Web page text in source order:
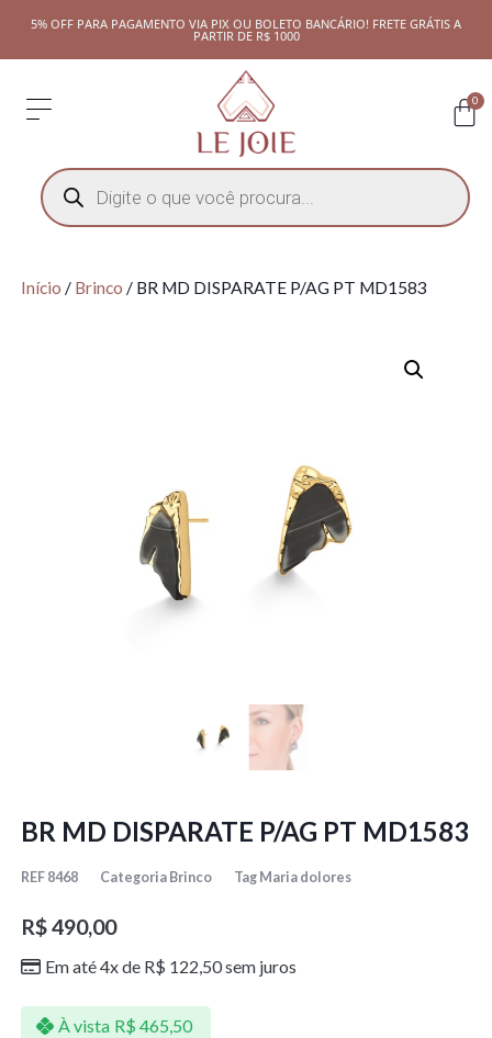
5% OFF PARA PAGAMENTO VIA PIX OU BOLETO BANCÁRIO! FRETE GRÁTIS A
PARTIR DE R$ 1000
0
Início / Brinco / BR MD DISPARATE P/AG PT MD1583
BR MD DISPARATE P/AG PT MD1583
REF 8468 Categoria Brinco Tag Maria dolores
R$490,00
Em até 4x de R$ 122,50sem juros
À vista R$ 465,50